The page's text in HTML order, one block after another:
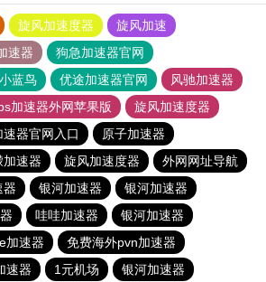
旋风加速度器
旋风加速
速器
狗急加速器官网
小蓝鸟 优途加速器官网
风驰加速器
加速器外网苹果版
旋风加速度器
速器官网入口
原子加速器
加速器 旋风加速度器
外网网址导航
器 银河加速器
银河加速器
哇哇加速器
银河加速器
加速器
免费海外pvn加速器
速器 1元机场 银河加速器